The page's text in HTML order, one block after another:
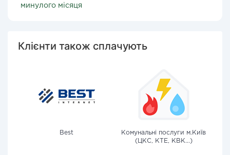
минулого місяця
Клієнти також сплачують
Best
Комунальні послуги м.Київ
(ЦКС, КТЕ, КВК...)